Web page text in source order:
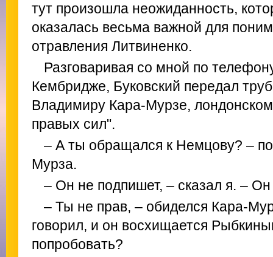
тут произошла неожиданность,
оказалась весьма важной для
отравления Литвиненко.
Разговаривая со мной по
Кембридже, Буковский передал
Владимиру Кара-Мурзе,
правых сил".
– А ты обращался к Немцову? –
Мурза.
– Он не подпишет, – сказал я. –
– Ты не прав, – обиделся Кара-
говорил, и он восхищается
попробовать?